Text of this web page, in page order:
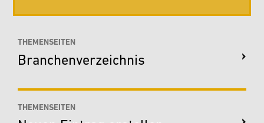
THEMENSEITEN
Branchenverzeichnis
THEMENSEITEN